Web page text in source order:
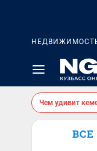
Чем удивит